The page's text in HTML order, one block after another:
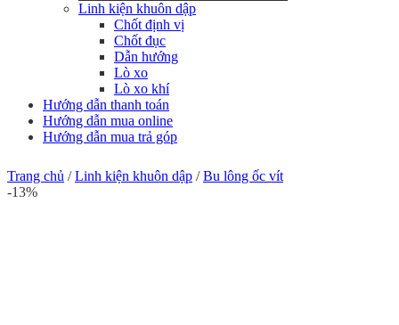
Linh kiện khuôn dập
Chốt định vị
Chốt đục
Dẫn hướng
Lò xo
Lò xo khí
Hướng dẫn thanh toán
Hướng dẫn mua online
Hướng dẫn mua trả góp
Trang chủ / Linh kiện khuôn dập / Bu lông ốc vít
-13%